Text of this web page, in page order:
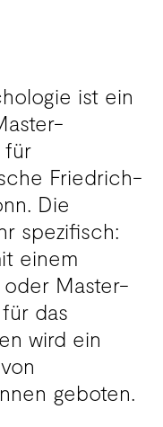
ist ein
für
Friedrich-
Die
spezifisch:
einem
Master-
das
wird ein
geboten.